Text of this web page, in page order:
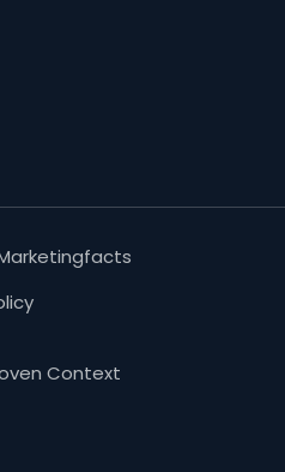
Context